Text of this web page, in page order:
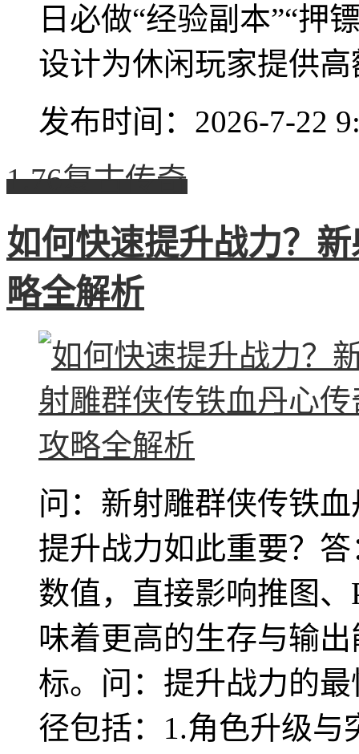
日必做“经验副本”“押
设计为休闲玩家提供高
发布时间：2026-7-22
1.76复古传奇
如何快速提升战力？
略全解析
问：新射雕群侠传铁
提升战力如此重要？
数值，直接影响推图
味着更高的生存与输
标。问：提升战力的
径包括：1.角色升级